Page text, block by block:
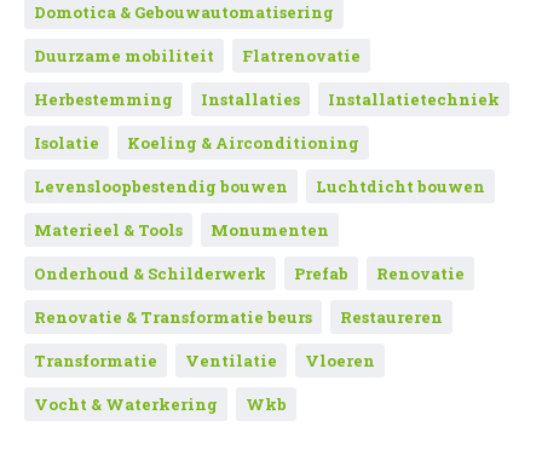
Domotica & Gebouwautomatisering
Duurzame mobiliteit
Flatrenovatie
Herbestemming
Installaties
Installatietechniek
Isolatie
Koeling & Airconditioning
Levensloopbestendig bouwen
Luchtdicht bouwen
Materieel & Tools
Monumenten
Onderhoud & Schilderwerk
Prefab
Renovatie
Renovatie & Transformatie beurs
Restaureren
Transformatie
Ventilatie
Vloeren
Vocht & Waterkering
Wkb